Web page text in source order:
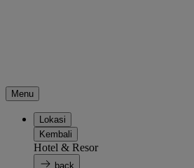
Menu
Lokasi
Kembali
Hotel & Resor
back